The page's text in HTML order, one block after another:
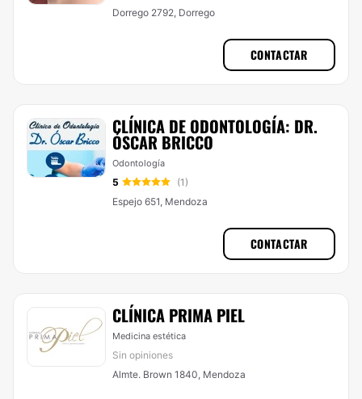
Dorrego 2792, Dorrego
CONTACTAR
CLÍNICA DE ODONTOLOGÍA: DR.
ÓSCAR BRICCO
Odontología
5
(1)
Espejo 651, Mendoza
CONTACTAR
CLÍNICA PRIMA PIEL
Medicina estética
Sin opiniones
Almte. Brown 1840, Mendoza